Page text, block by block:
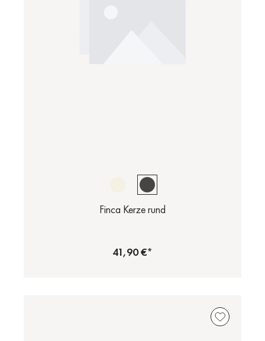
Finca Kerze rund
41,90 €*